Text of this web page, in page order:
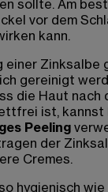
sollte. Am
vor dem
kann.
einer Zinksalbe
gereinigt
die Haut nach
ist, kannst
Peeling
der
Cremes.
hygienisch wie